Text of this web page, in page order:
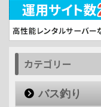
カテゴリー
バス釣り